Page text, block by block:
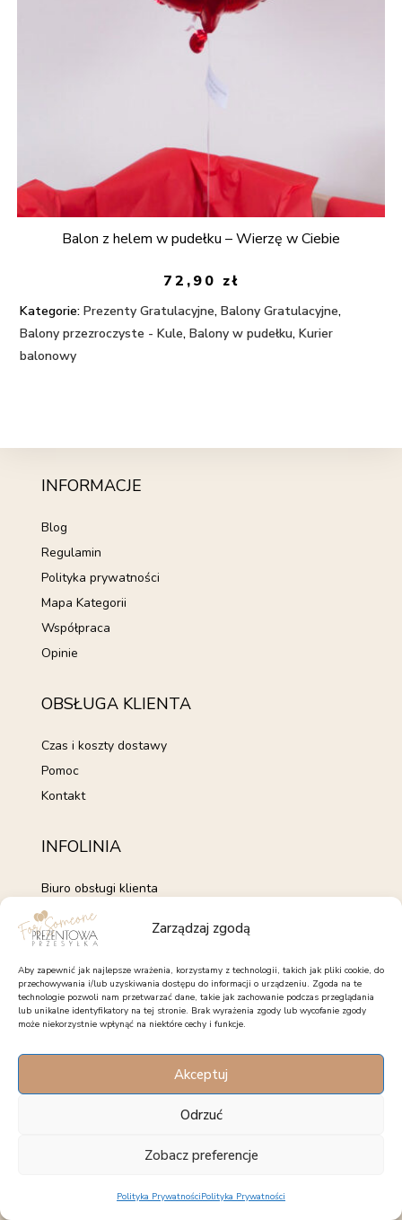
Zarządzaj zgodą
Aby zapewnić jak najlepsze wrażenia, korzystamy z technologii, takich jak pliki cookie, do
przechowywania i/lub uzyskiwania dostępu do informacji o urządzeniu. Zgoda na te
technologie pozwoli nam przetwarzać dane, takie jak zachowanie podczas przeglądania
lub unikalne identyfikatory na tej stronie. Brak wyrażenia zgody lub wycofanie zgody
może niekorzystnie wpłynąć na niektóre cechy i funkcje.
Akceptuj
Odrzuć
Zobacz preferencje
Polityka PrywatnościPolityka Prywatności
Balon z helem w pudełku – Wierzę w Ciebie
72,90 zł
Kategorie: Prezenty Gratulacyjne,Balony Gratulacyjne,
Balony przezroczyste - Kule,Balony w pudełku,Kurier
balonowy
INFORMACJE
Blog
Regulamin
Polityka prywatności
Mapa Kategorii
Współpraca
Opinie
OBSŁUGA KLIENTA
Czas i koszty dostawy
Pomoc
Kontakt
INFOLINIA
Biuro obsługi klienta
+48 735 843 843
pon. - pt. 7:00 - 15:00
kontakt@forsomeone.pl
forsomeone.pl